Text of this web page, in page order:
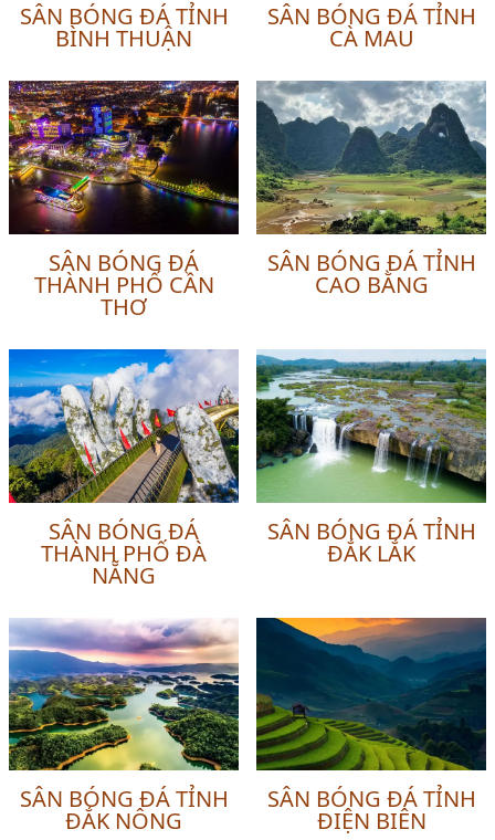
SÂN BÓNG ĐÁ TỈNH
BÌNH THUẬN
SÂN BÓNG ĐÁ TỈNH
CÀ MAU
SÂN BÓNG ĐÁ
THÀNH PHỐ CẦN
THƠ
SÂN BÓNG ĐÁ TỈNH
CAO BẰNG
SÂN BÓNG ĐÁ
THÀNH PHỐ ĐÀ
NẴNG
SÂN BÓNG ĐÁ TỈNH
ĐẮK LẮK
SÂN BÓNG ĐÁ TỈNH
ĐẮK NÔNG
SÂN BÓNG ĐÁ TỈNH
ĐIỆN BIÊN